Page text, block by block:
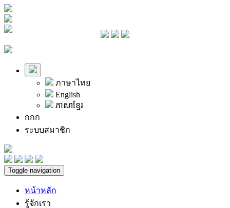
ภาษาไทย
English
ភាសាខ្មែរ
กกก
ระบบสมาชิก
Toggle navigation
หน้าหลัก
รู้จักเรา